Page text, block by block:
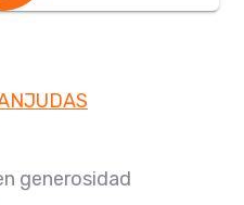
generosidad